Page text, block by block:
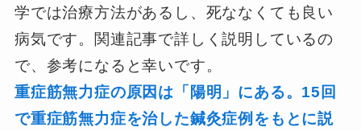
学では治療方法があるし、死ななくても良い
病気です。関連記事で詳しく説明しているの
で、参考になると幸いです。
重症筋無力症の原因は「陽明」にある。15回
で重症筋無力症を治した鍼灸症例をもとに説